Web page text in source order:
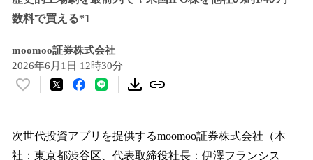
数料で買える*1
moomoo証券株式会社
2026年6月1日 12時30分
い
！
次世代投資アプリを提供するmoomoo証券株式会社（本
社：東京都渋谷区、代表取締役社長：伊澤フランシス